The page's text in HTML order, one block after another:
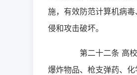
施，有效防范计算机病
侵和攻击破坏。
第二十二条 高
爆炸物品、枪支弹药、